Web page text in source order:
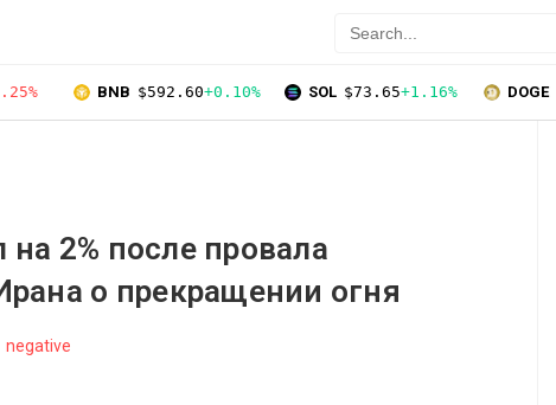
BNB $592.60+0.10% SOL $73.65+1.16% DOGE
2% после провала
о прекращении огня
negative